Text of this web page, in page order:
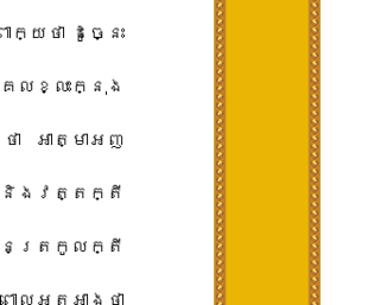
យ​ថា​ ដូច្នេះ​
គល​ខ្លះ​ក្នុង​
ា​ អាត្មាអញ​
និង​វត្ត​ក្តី
ន​ត្រកូល​ក្តី​
អួតអាង​ថា​